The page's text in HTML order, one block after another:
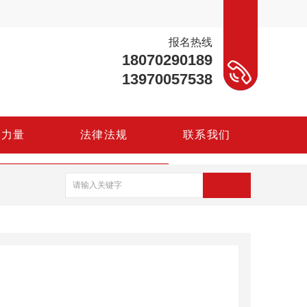
报名热线
18070290189
13970057538
力量 法律法规 联系我们